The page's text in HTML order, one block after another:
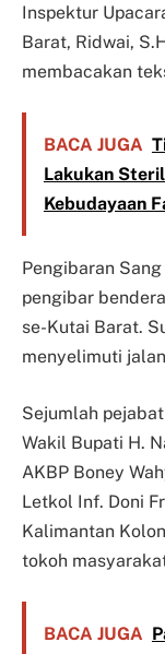
Inspektur
Barat, Ridwai,
membacakan
BACA JUGA
Lakukan
Kebudayaan
Pengibaran
pengibar
se-Kutai Barat.
menyelimuti
Sejumlah
Wakil Bupati H.
AKBP Boney
Letkol Inf. Doni
Kalimantan
tokoh
BACA JUGA